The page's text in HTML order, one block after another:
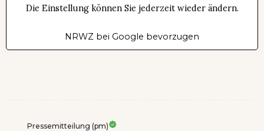
Die Einstellung können Sie jederzeit wieder ändern.
NRWZ bei Google bevorzugen
Pressemitteilung (pm)